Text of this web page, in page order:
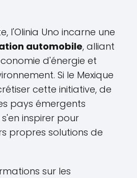
l'Olinia Uno incarne une
automobile, alliant
d'énergie et
Si le Mexique
cette initiative, de
pays émergents
inspirer pour
propres solutions de
sur les